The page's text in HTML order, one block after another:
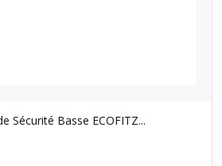
Sécurité Basse ECOFITZ...